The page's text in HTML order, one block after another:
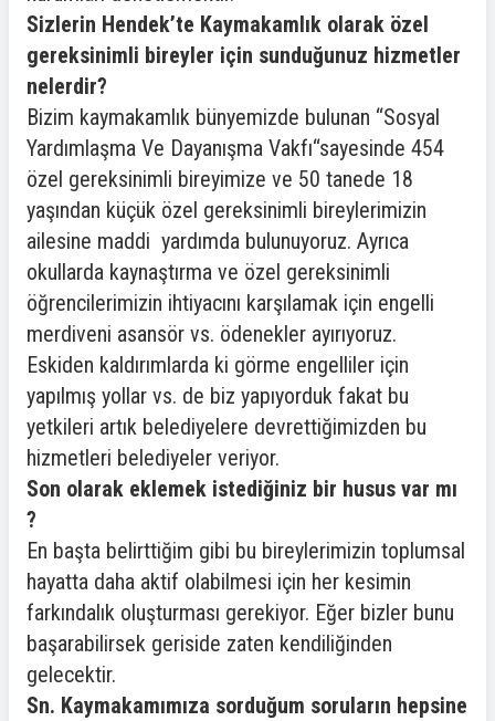
Sizlerin Hendek’te Kaymakamlık olarak özel
gereksinimli bireyler için sunduğunuz hizmetler
nelerdir?
Bizim kaymakamlık bünyemizde bulunan “Sosyal
Yardımlaşma Ve Dayanışma Vakfı“sayesinde 454
özel gereksinimli bireyimize ve 50 tanede 18
yaşından küçük özel gereksinimli bireylerimizin
ailesine maddi yardımda bulunuyoruz. Ayrıca
okullarda kaynaştırma ve özel gereksinimli
öğrencilerimizin ihtiyacını karşılamak için engelli
merdiveni asansör vs. ödenekler ayırıyoruz.
Eskiden kaldırımlarda ki görme engelliler için
yapılmış yollar vs. de biz yapıyorduk fakat bu
yetkileri artık belediyelere devrettiğimizden bu
hizmetleri belediyeler veriyor.
Son olarak eklemek istediğiniz bir husus var mı
?
En başta belirttiğim gibi bu bireylerimizin toplumsal
hayatta daha aktif olabilmesi için her kesimin
farkındalık oluşturması gerekiyor. Eğer bizler bunu
başarabilirsek geriside zaten kendiliğinden
gelecektir.
Sn. Kaymakamımıza sorduğum soruların hepsine